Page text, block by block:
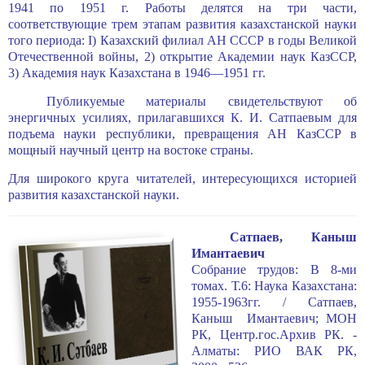
1941 по 1951 г. Работы делятся на три части,
соответствующие трем этапам разви­тия казахстанской науки
того периода: I) Казахский филиал АН СССР в годы Великой
Отечественной войны, 2) открытие Академии наук КазССР,
3) Академия наук Казахстана в 1946—1951 гг.
Публикуемые материалы свидетельствуют об
энергичных усилиях, прилагав­шихся К. И. Сатпаевым для
подъема науки республики, превращения АН КазССР в
мощный научный центр на востоке страны.
Для широкого круга читателей, интересующихся историей
развития казах­станской науки.
Сатпаев, Каныш
Имантаевич
Собрание трудов: В 8-ми
томах. Т.6: Наука Казахстана:
1955-1963гг. / Сатпаев,
Каныш Имантаевич; МОН
РК, Центр.гос.Архив РК. -
Алматы: РИО ВАК РК,